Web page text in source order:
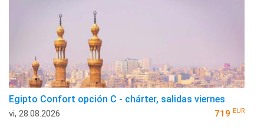
Egipto Confort opción C - chárter, salidas viernes
vi, 28.08.2026 719 EUR